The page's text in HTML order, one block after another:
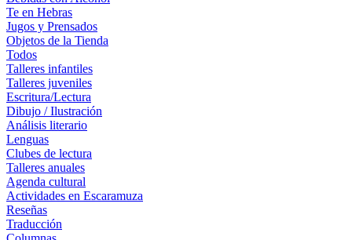
Te en Hebras
Jugos y Prensados
Objetos de la Tienda
Todos
Talleres infantiles
Talleres juveniles
Escritura/Lectura
Dibujo / Ilustración
Análisis literario
Lenguas
Clubes de lectura
Talleres anuales
Agenda cultural
Actividades en Escaramuza
Reseñas
Traducción